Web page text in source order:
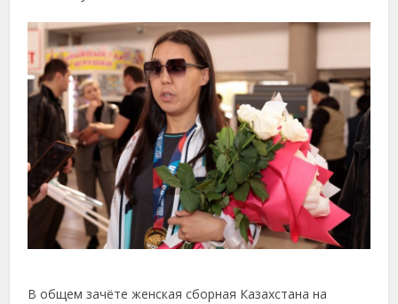
В общем зачёте женская сборная Казахстана на